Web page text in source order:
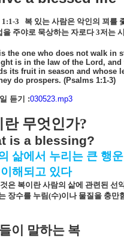
1:1-3 복 있는 사람은 악인의 꾀를
을 주야로 묵상하는 자로다3저는
the one who does not walk in
is in the law of the Lord,
its fruit in season and whose
do prospers. (Psalms 1:1-3)
듣기 :030523.mp3
란 무엇인가?
is a blessing?
삶에서 누리는 큰 행
해되고 있다
은 복이란 사람의 삶에 관련된 선
장수를 누림 (수)이나 물질을 충만
이 말하는 복